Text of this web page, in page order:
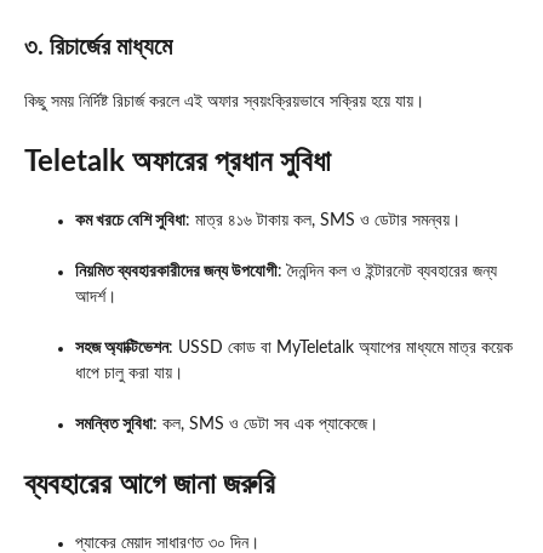
৩. রিচার্জের মাধ্যমে
কিছু সময় নির্দিষ্ট রিচার্জ করলে এই অফার স্বয়ংক্রিয়ভাবে সক্রিয় হয়ে যায়।
Teletalk অফারের প্রধান সুবিধা
কম খরচে বেশি সুবিধা: মাত্র ৪১৬ টাকায় কল, SMS ও ডেটার সমন্বয়।
নিয়মিত ব্যবহারকারীদের জন্য উপযোগী: দৈনন্দিন কল ও ইন্টারনেট ব্যবহারের জন্য
আদর্শ।
সহজ অ্যাক্টিভেশন: USSD কোড বা MyTeletalk অ্যাপের মাধ্যমে মাত্র কয়েক
ধাপে চালু করা যায়।
সমন্বিত সুবিধা: কল, SMS ও ডেটা সব এক প্যাকেজে।
ব্যবহারের আগে জানা জরুরি
প্যাকের মেয়াদ সাধারণত ৩০ দিন।